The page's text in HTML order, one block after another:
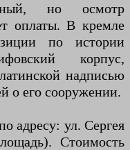
но осмотр
оплаты. В кремле
по истории
корпус,
надписью
о его сооружении.
адресу: ул. Сергея
Стоимость